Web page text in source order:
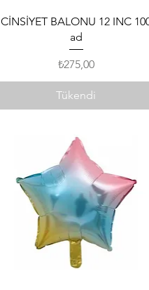
Hızlı Bakış
CİNSİYET BALONU 12 INC
ad
Fiyat
₺275,00
Tükendi